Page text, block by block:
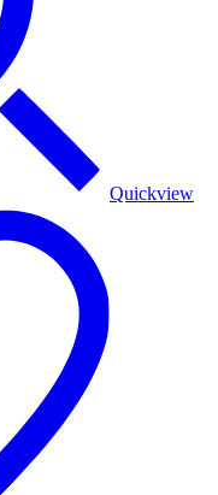
Quickview